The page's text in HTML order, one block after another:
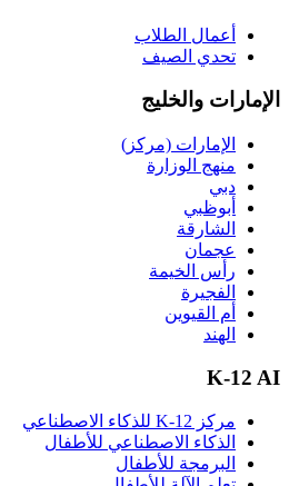
أعمال الطلاب
تحدي الصيف
الإمارات والخليج
الإمارات (مركز)
منهج الوزارة
دبي
أبوظبي
الشارقة
عجمان
رأس الخيمة
الفجيرة
أم القيوين
الهند
K-12 AI
مركز K-12 للذكاء الاصطناعي
الذكاء الاصطناعي للأطفال
البرمجة للأطفال